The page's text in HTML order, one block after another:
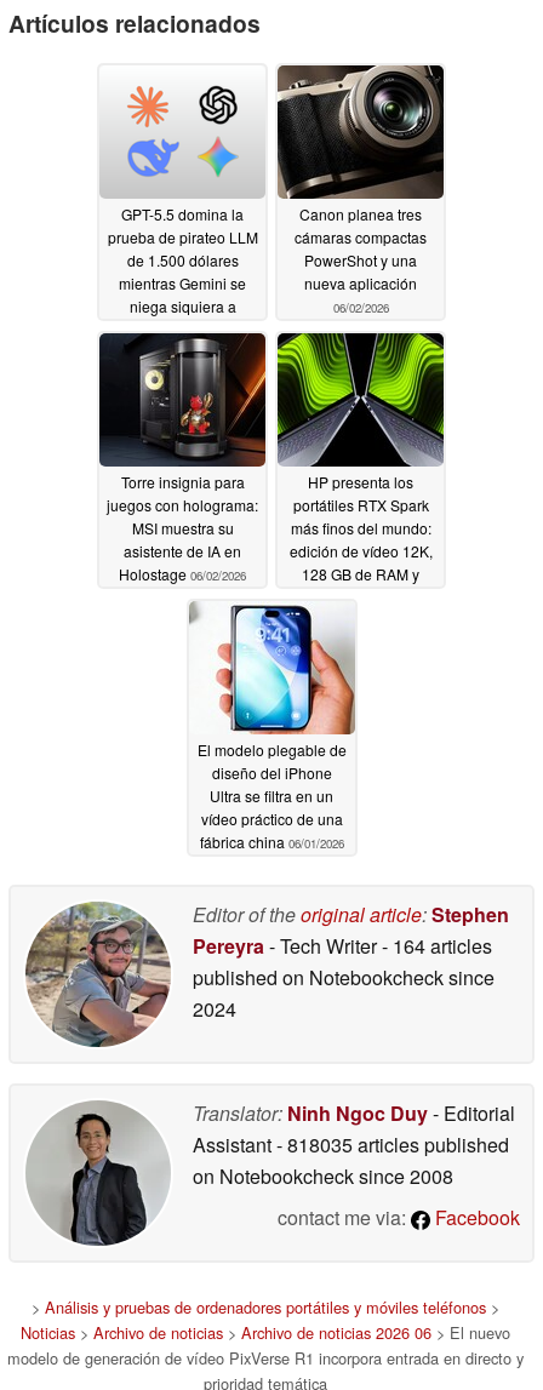
Artículos relacionados
GPT-5.5 domina la
prueba de pirateo LLM
de 1.500 dólares
mientras Gemini se
niega siquiera a
intentarlo06/04/2026
Canon planea tres
cámaras compactas
PowerShot y una
nueva aplicación
06/02/2026
Torre insignia para
juegos con holograma:
MSI muestra su
asistente de IA en
Holostage 06/02/2026
HP presenta los
portátiles RTX Spark
más finos del mundo:
edición de vídeo 12K,
128 GB de RAM y
El modelo plegable de
diseño del iPhone
Ultra se filtra en un
vídeo práctico de una
fábrica china 06/01/2026
Editor of theoriginal article:Stephen
Pereyra- Tech Writer- 164 articles
published on Notebookchecksince
2024
Translator: Ninh Ngoc Duy- Editorial
Assistant- 818035 articles published
on Notebookchecksince 2008
contact me via:
Facebook
> Análisis y pruebas de ordenadores portátiles y móviles teléfonos >
Noticias > Archivo de noticias > Archivo de noticias 2026 06 > El nuevo
modelo de generación de vídeo PixVerse R1 incorpora entrada en directo y
prioridad temática